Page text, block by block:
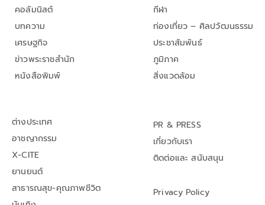
คอลัมนิสต์
บทความ
เศรษฐกิจ
ข่าวพระราชสำนัก
หนังสือพิมพ์
กีฬา
ท่องเที่ยว – ศิลปวัฒนธรรม
ประชาสัมพันธ์
ภูมิภาค
สิ่งแวดล้อม
ต่างประเทศ
อาชญากรรม
X-CITE
ยานยนต์
สาธารณสุข-คุณภาพชีวิต
PR & PRESS
เกี่ยวกับเรา
ติดต่อและ สนับสนุน
Privacy Policy